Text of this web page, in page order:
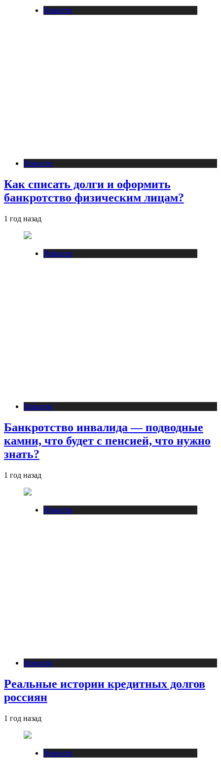
Новости
Новости
Как списать долги и оформить
банкротство физическим лицам?
1 год назад
Новости
Новости
Банкротство инвалида — подводные
камни, что будет с пенсией, что нужно
знать?
1 год назад
Новости
Новости
Реальные истории кредитных долгов
россиян
1 год назад
Новости